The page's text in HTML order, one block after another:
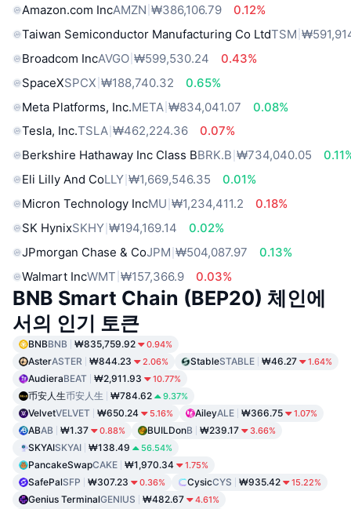
Amazon.com IncAMZN ₩386,106.79
0.12%
Taiwan Semiconductor Manufacturing Co LtdTSM
Broadcom IncAVGO ₩599,530.24
0.43%
SpaceXSPCX ₩188,740.32
0.65%
Meta Platforms, Inc.META ₩834,041.07
0.08%
Tesla, Inc.TSLA ₩462,224.36
0.07%
Berkshire Hathaway Inc Class BBRK.B ₩734,040.05
Eli Lilly And CoLLY ₩1,669,546.35
0.01%
Micron Technology IncMU ₩1,234,411.2
0.18%
SK HynixSKHY ₩194,169.14
0.02%
JPmorgan Chase & CoJPM ₩504,087.97
0.13%
Walmart IncWMT ₩157,366.9 0.03%
BNB Smart Chain (BEP20) 체인에
서의 인기 토큰
BNBBNB ₩835,759.92 0.94%
AsterASTER ₩844.23 2.06% StableSTABLE ₩46.27 1.64%
AudieraBEAT ₩2,911.93 10.77%
币安人生币安人生 ₩784.62 9.37%
VelvetVELVET ₩650.24 5.16% AileyALE ₩366.75 1.07%
ABAB ₩1.37 0.88% BUILDonB ₩239.17 3.66%
SKYAISKYAI ₩138.49 56.54%
PancakeSwapCAKE ₩1,970.34 1.75%
SafePalSFP ₩307.23 0.36% CysicCYS ₩935.42 15.22%
Genius TerminalGENIUS ₩482.67 4.61%